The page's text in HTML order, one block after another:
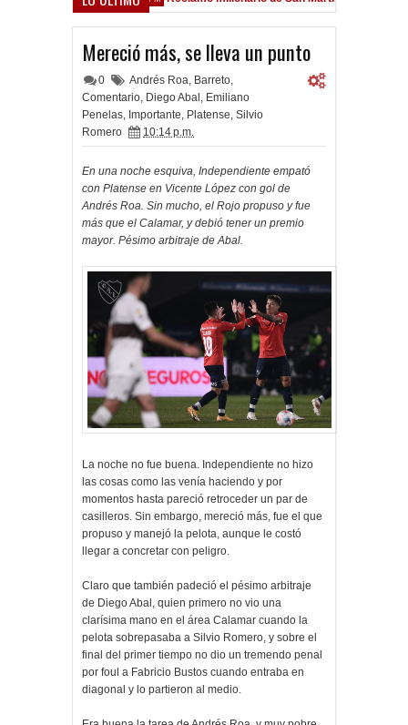
Mereció más, se lleva un punto
0 Andrés Roa, Barreto,
Comentario, Diego Abal , Emiliano
Penelas, Importante, Platense, Silvio
Romero
10:14 p.m.
En una noche esquiva, Independiente empató
con Platense en Vicente López con gol de
Andrés Roa. Sin mucho, el Rojo propuso y fue
más que el Calamar, y debió tener un premio
mayor. Pésimo arbitraje de Abal.
La noche no fue buena. Independiente no hizo
las cosas como las venía haciendo y por
momentos hasta pareció retroceder un par de
casilleros. Sin embargo, mereció más, fue el que
propuso y manejó la pelota, aunque le costó
llegar a concretar con peligro.
Claro que también padeció el pésimo arbitraje
de Diego Abal, quien primero no vio una
clarísima mano en el área Calamar cuando la
pelota sobrepasaba a Silvio Romero, y sobre el
final del primer tiempo no dio un tremendo penal
por foul a Fabricio Bustos cuando entraba en
diagonal y lo partieron al medio.